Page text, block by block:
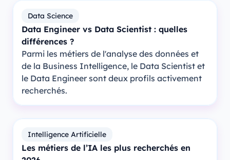
Data Science
Data Engineer vs Data Scientist : quelles
différences ?
Parmi les métiers de l'analyse des données et
de la Business Intelligence, le Data Scientist et
le Data Engineer sont deux profils activement
recherchés.
Intelligence Artificielle
Les métiers de l’IA les plus recherchés en